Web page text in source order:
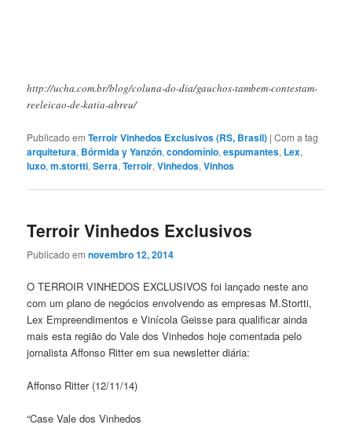
http://ucha.com.br/blog/coluna-do-dia/gauchos-tambem-contestam-
reeleicao-de-katia-abreu/
Publicado em Terroir Vinhedos Exclusivos (RS, Brasil) |Com a tag
arquitetura, Bórmida y Yanzón,condomínio,espumantes, Lex,
luxo,m.stortti,Serra,Terroir,Vinhedos,Vinhos
Terroir Vinhedos Exclusivos
Publicado emnovembro 12, 2014
O TERROIR VINHEDOS EXCLUSIVOS foi lançado neste ano
com um plano de negócios envolvendo as empresas M.Stortti,
Lex Empreendimentos e Vinícola Geisse para qualificar ainda
mais esta região do Vale dos Vinhedos hoje comentada pelo
jornalista Affonso Ritter em sua newsletter diária:
Affonso Ritter (12/11/14)
“Case Vale dos Vinhedos